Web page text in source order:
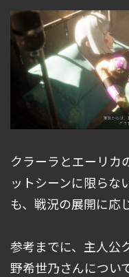
クラーラとエーリカ
ットシーンに限らな
も、戦況の展開に応
参考までに、主人公
野希世乃さんについ